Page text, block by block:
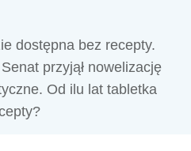
dostępna bez recepty.
przyjął nowelizację
Od ilu lat tabletka